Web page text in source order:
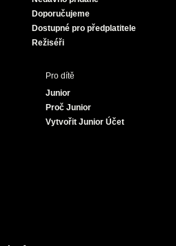
Doporučujeme
Dostupné pro předplatitele
Režiséři
Pro dítě
Junior
Proč Junior
Vytvořit Junior Účet